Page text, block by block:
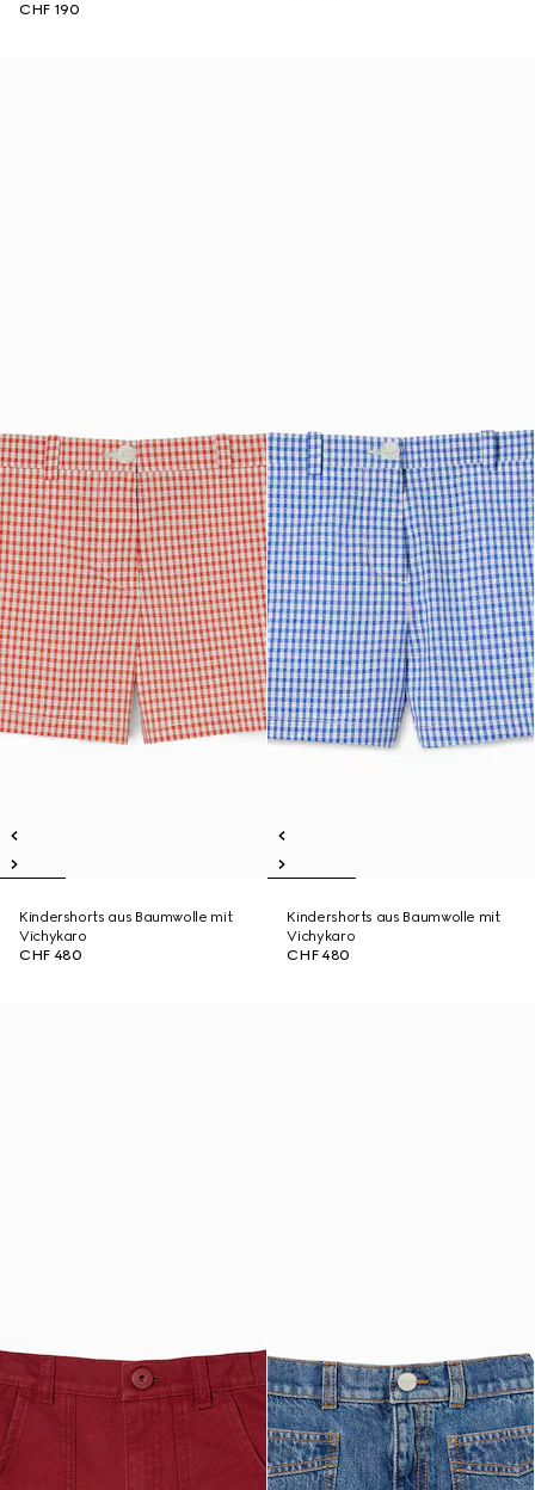
CHF 190
Kindershorts aus Baumwolle mit
Vichykaro
CHF 480
Kindershorts aus Baumwolle mit
Vichykaro
CHF 480